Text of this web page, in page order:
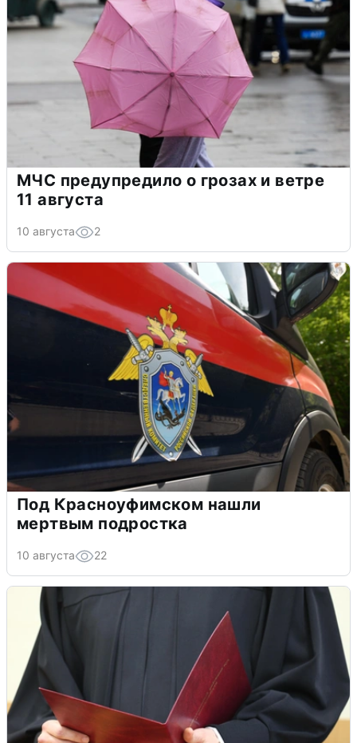
МЧС предупредило о грозах и ветре
11 августа
10 августа 2
Под Красноуфимском нашли
мертвым подростка
10 августа 22